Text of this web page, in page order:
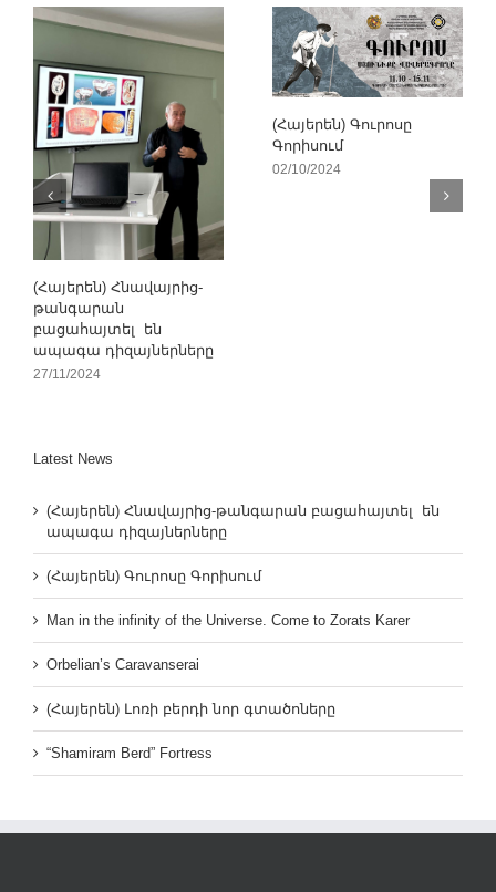
(Հայերեն) Հնավայրից-
թանգարան
բացահայտել են
ապագա դիզայներները
27/11/2024
(Հայերեն) Գուրոսը
Գորիսում
02/10/2024
Latest News
(Հայերեն) Հնավայրից-թանգարան բացահայտել են
ապագա դիզայներները
(Հայերեն) Գուրոսը Գորիսում
Man in the infinity of the Universe. Come to Zorats Karer
Orbelian’s Caravanserai
(Հայերեն) Լոռի բերդի նոր գտածոները
“Shamiram Berd” Fortress